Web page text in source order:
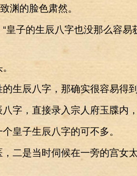
的脸色肃然。
的生辰八字也没那么容易
辰八字，那确实很容易得到
，直接录入宗人府玉牒内，
子生辰八字的可不多。
是当时伺候在一旁的宫女